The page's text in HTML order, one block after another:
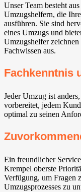
Unser Team besteht
Umzugshelfern, die
ausführen. Sie sind
eines Umzugs und
Umzugshelfer
Fachwissen aus.
Fachkenntnis
Jeder Umzug ist
vorbereitet, jedem
optimal zu seinen
Ein freundlicher
Krempel oberste
Verfügung, um Fragen
Umzugsprozesses zu